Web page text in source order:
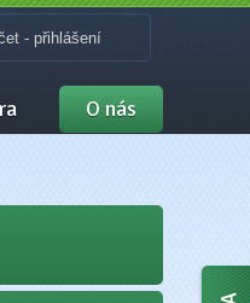
O nás
- přihlášení